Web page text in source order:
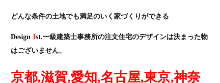
どんな条件の土地でも満足のいく家づくりができる
Design 1st.一級建築士事務所の注文住宅のデザインは決まった物
はございません。
京都,滋賀,愛知,名古屋,東京,神奈